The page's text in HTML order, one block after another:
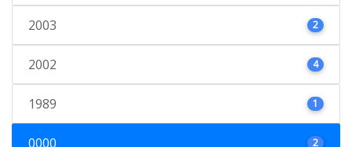
2003 2
2002 4
1989 1
0000 2